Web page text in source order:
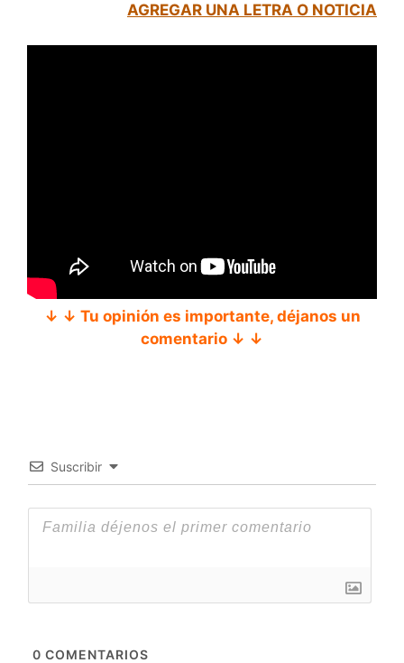
AGREGAR UNA LETRA O NOTICIA
↓ ↓ Tu opinión es importante, déjanos un
comentario ↓ ↓
Suscribir
0 COMENTARIOS